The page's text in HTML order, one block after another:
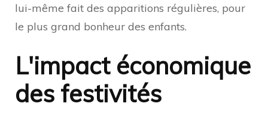
lui-même fait des apparitions régulières, pour
le plus grand bonheur des enfants.
L'impact économique
des festivités